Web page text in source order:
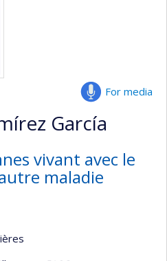
For media
García
vivant avec le
maladie